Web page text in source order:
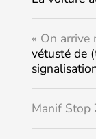
« On arrive
vétusté de
Manif Stop